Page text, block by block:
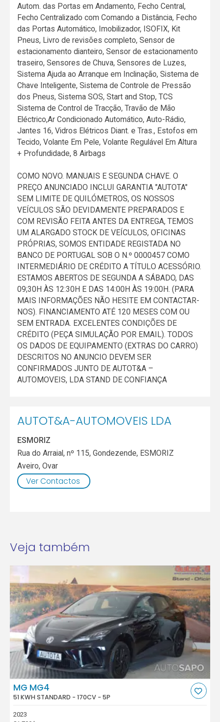
Autom. das Portas em Andamento, Fecho Central,
Fecho Centralizado com Comando a Distância, Fecho
das Portas Automático, Imobilizador, ISOFIX, Kit
Pneus, Livro de revisões completo, Sensor de
estacionamento dianteiro, Sensor de estacionamento
traseiro, Sensores de Chuva, Sensores de Luzes,
Sistema Ajuda ao Arranque em Inclinação, Sistema de
Chave Inteligente, Sistema de Controle de Pressão
dos Pneus, Sistema SOS, Start and Stop, TCS
Sistema de Control de Tracção, Travão de Mão
Eléctrico,Ar Condicionado Automático, Auto-Rádio,
Jantes 16, Vidros Elétricos Diant. e Tras., Estofos em
Tecido, Volante Em Pele, Volante Regulável Em Altura
+ Profundidade, 8 Airbags
COMO NOVO. MANUAIS E SEGUNDA CHAVE. O
PREÇO ANUNCIADO INCLUI GARANTIA "AUTOTA"
SEM LIMITE DE QUILÓMETROS, OS NOSSOS
VEÍCULOS SÃO DEVIDAMENTE PREPARADOS E
COM REVISÃO FEITA ANTES DA ENTREGA, TEMOS
UM ALARGADO STOCK DE VEÍCULOS, OFICINAS
PRÓPRIAS, SOMOS ENTIDADE REGISTADA NO
BANCO DE PORTUGAL SOB O N.º 0000457 COMO
INTERMEDIÁRIO DE CRÉDITO A TÍTULO ACESSÓRIO.
ESTAMOS ABERTOS DE SEGUNDA A SÁBADO, DAS
09;30H ÀS 12:30H E DAS 14:00H ÀS 19:00H. (PARA
MAIS INFORMAÇÕES NÃO HESITE EM CONTACTAR-
NOS). FINANCIAMENTO ATÉ 120 MESES COM OU
SEM ENTRADA. EXCELENTES CONDIÇÕES DE
CRÉDITO (PEÇA SIMULAÇÃO POR EMAIL). TODOS
OS DADOS DE EQUIPAMENTO (EXTRAS DO CARRO)
DESCRITOS NO ANUNCIO DEVEM SER
CONFIRMADOS JUNTO DE AUTOT&A –
AUTOMOVEIS, LDA STAND DE CONFIANÇA
AUTOT&A-AUTOMOVEIS LDA
ESMORIZ
Rua do Arraial, nº 115, Gondezende, ESMORIZ
Aveiro,Ovar
Ver Contactos
Veja também
MG MG4
51 KWH STANDARD - 170CV - 5P
2023